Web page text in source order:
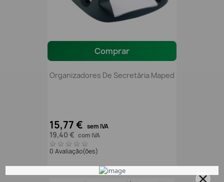
Comprar
Organizadores De Secretária Maped
15,77 € sem IVA
19,40 € com IVA
0 Avaliação(ões)